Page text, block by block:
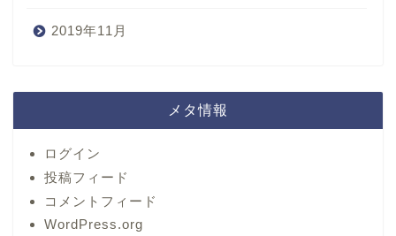
2019年11月
メタ情報
ログイン
投稿フィード
コメントフィード
WordPress.org